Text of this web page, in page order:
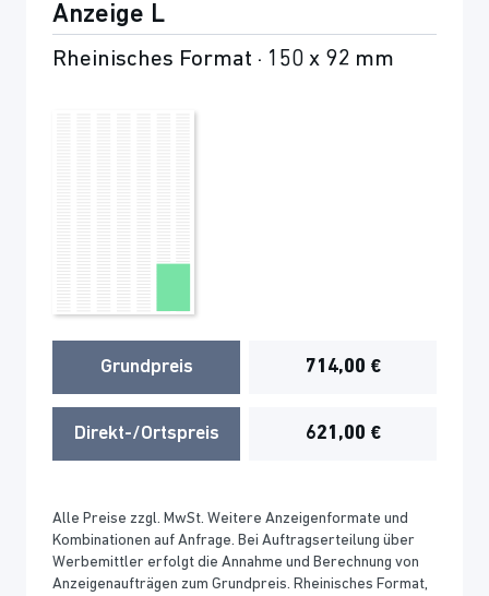
Anzeige L
Rheinisches Format · 150 x 92 mm
Grundpreis 714,00 €
Direkt-/Ortspreis 621,00 €
Alle Preise zzgl. MwSt. Weitere Anzeigenformate und
Kombinationen auf Anfrage. Bei Auftragserteilung über
Werbemittler erfolgt die Annahme und Berechnung von
Anzeigenaufträgen zum Grundpreis. Rheinisches Format,